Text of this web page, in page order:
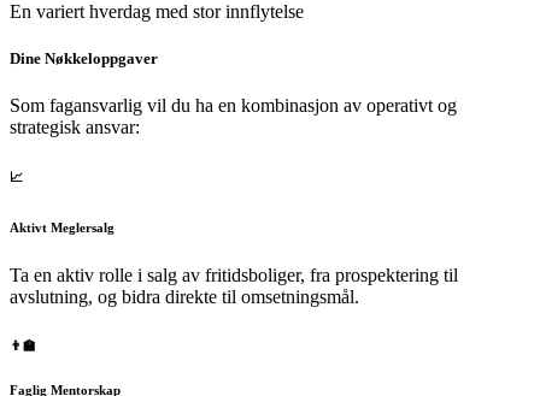
En variert hverdag med stor innflytelse
Dine Nøkkeloppgaver
Som fagansvarlig vil du ha en kombinasjon av operativt og
strategisk ansvar:
📈
Aktivt Meglersalg
Ta en aktiv rolle i salg av fritidsboliger, fra prospektering til
avslutning, og bidra direkte til omsetningsmål.
👨‍🏫
Faglig Mentorskap